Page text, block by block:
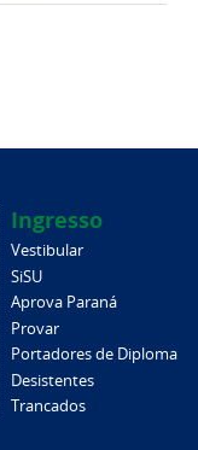
Ingresso
Vestibular
SiSU
Aprova Paraná
Provar
Portadores de Diploma
Desistentes
Trancados